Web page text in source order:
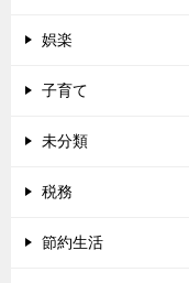
娯楽
子育て
未分類
税務
節約生活